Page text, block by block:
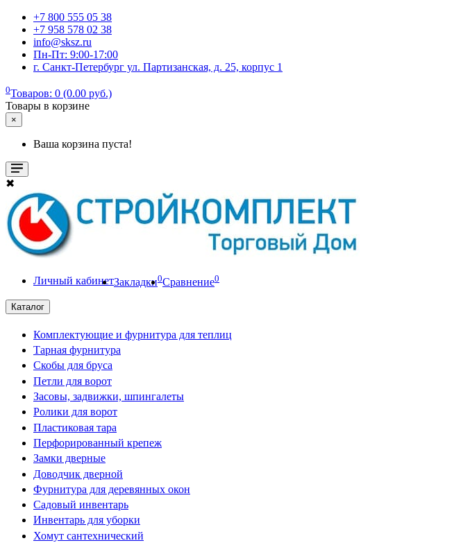
+7 800 555 05 38
+7 958 578 02 38
info@sksz.ru
Пн-Пт: 9:00-17:00
г. Санкт-Петербург ул. Партизанская, д. 25, корпус 1
0Товаров: 0 (0.00 руб.)
Товары в корзине
×
Ваша корзина пуста!
✖
Личный кабинетЗакладки0Сравнение0
Каталог
Комплектующие и фурнитура для теплиц
Тарная фурнитура
Скобы для бруса
Петли для ворот
Засовы, задвижки, шпингалеты
Ролики для ворот
Пластиковая тара
Перфорированный крепеж
Замки дверные
Доводчик дверной
Фурнитура для деревянных окон
Садовый инвентарь
Инвентарь для уборки
Хомут сантехнический